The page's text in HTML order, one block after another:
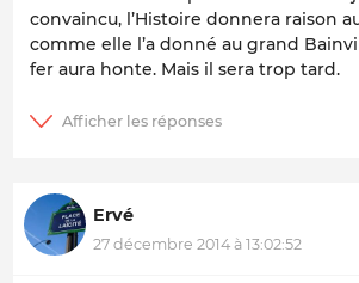
convaincu, l’Histoire donnera raison
comme elle l’a donné au grand
fer aura honte. Mais il sera trop tard.
Ervé
27 décembre 2014 à 13:02:52